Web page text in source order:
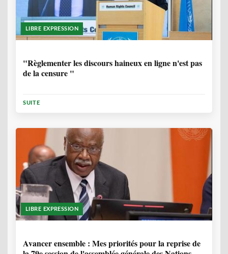
LIBRE EXPRESSION
"Règlementer les discours haineux en ligne n'est pas
de la censure "
SUITE
LIBRE EXPRESSION
Avancer ensemble : Mes priorités pour la reprise de